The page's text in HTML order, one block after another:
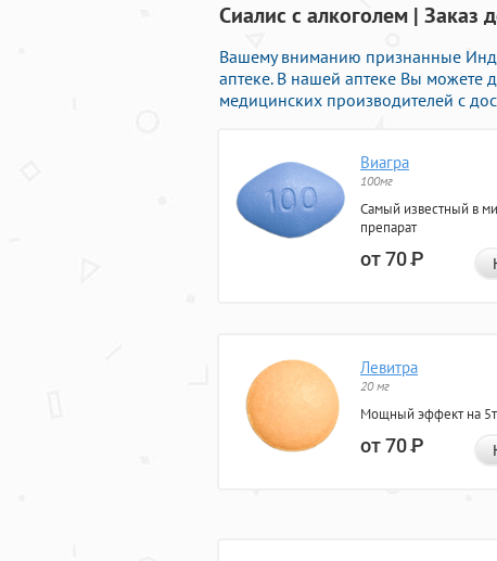
Сиалис с алкоголем |
Вашему вниманию признанные
аптеке. В нашей аптеке Вы можете
медицинских производителей с
Виагра
100мг
Самый известный в
препарат
от 70Р
Левитра
20 мг
Мощный эффект на
от 70Р